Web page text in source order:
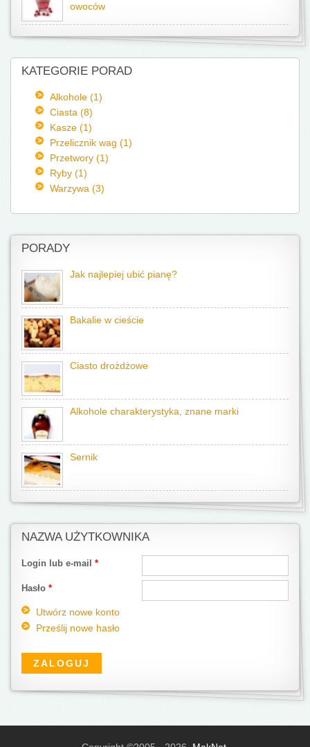
owoców
KATEGORIE PORAD
Alkohole (1)
Ciasta (8)
Kasze (1)
Przelicznik wag (1)
Przetwory (1)
Ryby (1)
Warzywa (3)
PORADY
Jak najlepiej ubić pianę?
Bakalie w cieście
Ciasto drożdżowe
Alkohole charakterystyka, znane marki
Sernik
NAZWA UŻYTKOWNIKA
Login lub e-mail *
Hasło *
Utwórz nowe konto
Prześlij nowe hasło